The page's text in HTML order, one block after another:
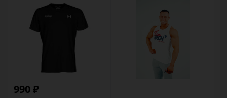
990 ₽